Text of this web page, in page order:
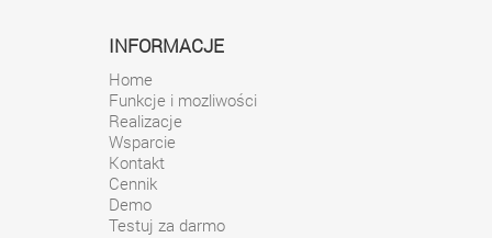
INFORMACJE
Home
Funkcje i mozliwości
Realizacje
Wsparcie
Kontakt
Cennik
Demo
Testuj za darmo